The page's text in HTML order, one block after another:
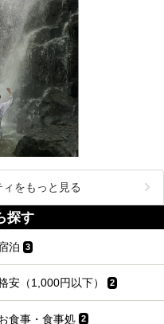
をもっと見る
探す
泊 3
安（1,000円以下） 2
食事・食事処 2